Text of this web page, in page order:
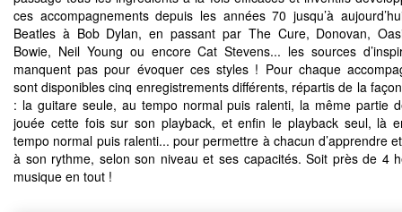
ces accompagnements depuis les années 70 jusqu’à
Beatles à Bob Dylan, en passant par The Cure, Donovan,
Bowie, Neil Young ou encore Cat Stevens... les sources
manquent pas pour évoquer ces styles ! Pour chaque
sont disponibles cinq enregistrements différents, répartis de la
: la guitare seule, au tempo normal puis ralenti, la même partie
jouée cette fois sur son playback, et enfin le playback seul, là
tempo normal puis ralenti... pour permettre à chacun d’apprendre
à son rythme, selon son niveau et ses capacités. Soit près de 4
musique en tout !